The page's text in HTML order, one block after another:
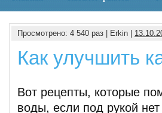
Просмотрено: 4 540 раз | Erkin |
Как улучшить
Вот рецепты, которые
воды, если под рукой